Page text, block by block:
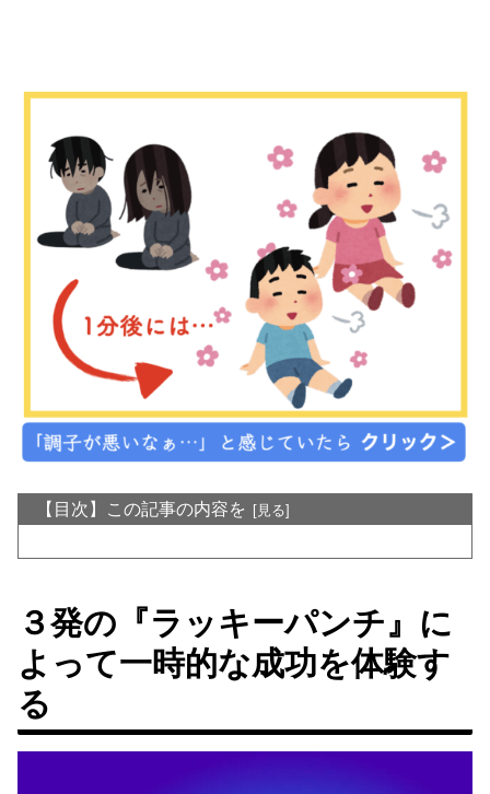
【目次】この記事の内容を
３発の『ラッキーパンチ』に
よって一時的な成功を体験す
る